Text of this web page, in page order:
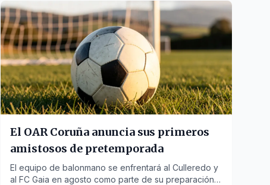
El OAR Coruña anuncia sus primeros
amistosos de pretemporada
El equipo de balonmano se enfrentará al Culleredo y
al FC Gaia en agosto como parte de su preparación